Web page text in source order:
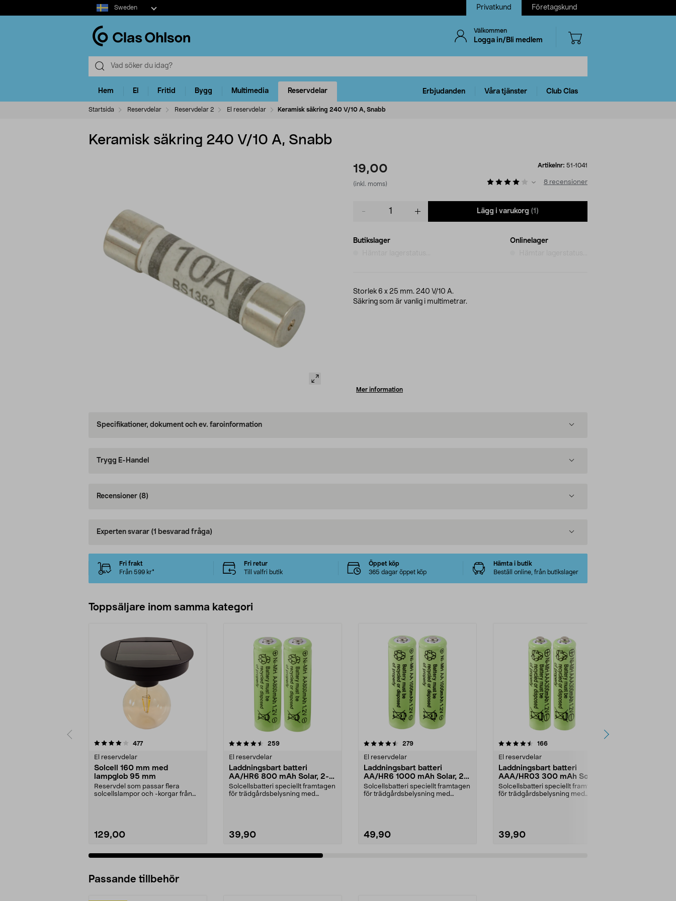
Select
market
Sweden Privatkund Företagskund
Välkommen
Logga in/Bli medlem
Hem El Fritid Bygg Multimedia Reservdelar Erbjudanden Våra tjänster Club Clas
Startsida Reservdelar Reservdelar 2 El reservdelar Keramisk säkring 240 V/10 A, Snabb
Keramisk säkring 240 V/10 A, Snabb
19,00
(inkl. moms)
Artikelnr: 51-1041
8 recensioner
Lägg i varukorg (1)
Butikslager
Onlinelager
Storlek 6 x 25 mm. 240 V/10 A.
Säkring som är vanlig i multimetrar.
Mer information
Specifikationer, dokument och ev. faroinformation
Trygg E-Handel
Recensioner (8)
Experten svarar (1 besvarad fråga)
Fri frakt
Från 599 kr*
Fri retur
Till valfri butik
Öppet köp
365 dagar öppet köp
Hämta i butik
Beställ online, från butikslager
Toppsäljare inom samma kategori
477recensioner
El reservdelar
Solcell 160 mm med
lampglob 95 mm
Reservdel som passar flera
solcellslampor och -korgar från
129,00
4.5 av 5 stjärnor 259recensioner
El reservdelar
Laddningsbart batteri
AA/HR6 800 mAh Solar, 2-
pack
Solcellsbatteri speciellt framtagen
för trädgårdsbelysning med
39,90
4.5 av 5 stjärnor 279recensioner
El reservdelar
Laddningsbart batteri
AA/HR6 1000 mAh Solar, 2-
pack
Solcellsbatteri speciellt framtagen
för trädgårdsbelysning med
49,90
4.5 av 5 stjärnor 166recensioner
El reservdelar
Laddningsbart batteri
AAA/HR03 300 mAh Solar,
2-pack
Solcellsbatteri speciellt framtagen
för trädgårdsbelysning med
39,90
4.5 av 5 stjärnor
Passande tillbehör